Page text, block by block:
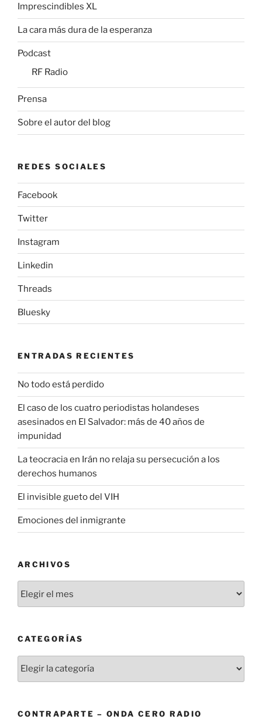
Imprescindibles XL
La cara más dura de la esperanza
Podcast
RF Radio
Prensa
Sobre el autor del blog
REDES SOCIALES
Facebook
Twitter
Instagram
Linkedin
Threads
Bluesky
ENTRADAS RECIENTES
No todo está perdido
El caso de los cuatro periodistas holandeses
asesinados en El Salvador: más de 40 años de
impunidad
La teocracia en Irán no relaja su persecución a los
derechos humanos
El invisible gueto del VIH
Emociones del inmigrante
ARCHIVOS
CATEGORÍAS
CONTRAPARTE – ONDA CERO RADIO